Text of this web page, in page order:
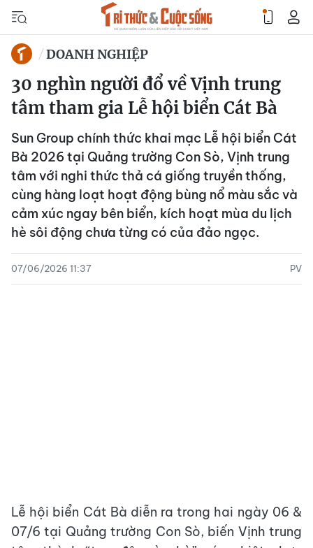
DOANH NGHIỆP
30 nghìn người đổ về Vịnh trung
tâm tham gia Lễ hội biển Cát Bà
Sun Group chính thức khai mạc Lễ hội biển Cát
Bà 2026 tại Quảng trường Con Sò, Vịnh trung
tâm với nghi thức thả cá giống truyền thống,
cùng hàng loạt hoạt động bùng nổ màu sắc và
cảm xúc ngay bên biển, kích hoạt mùa du lịch
hè sôi động chưa từng có của đảo ngọc.
07/06/2026 11:37 PV
Lễ hội biển Cát Bà diễn ra trong hai ngày 06 &
07/6 tại Quảng trường Con Sò, biến Vịnh trung